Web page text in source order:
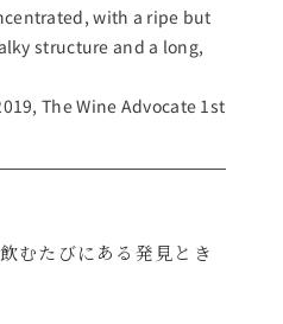
with a ripe but
structure and a long,
The Wine Advocate 1st
むたびにある発見とき